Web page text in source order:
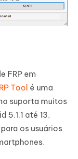
FRP em
Tool é uma
suporta muitos
5.1.1 até 13,
os usuários